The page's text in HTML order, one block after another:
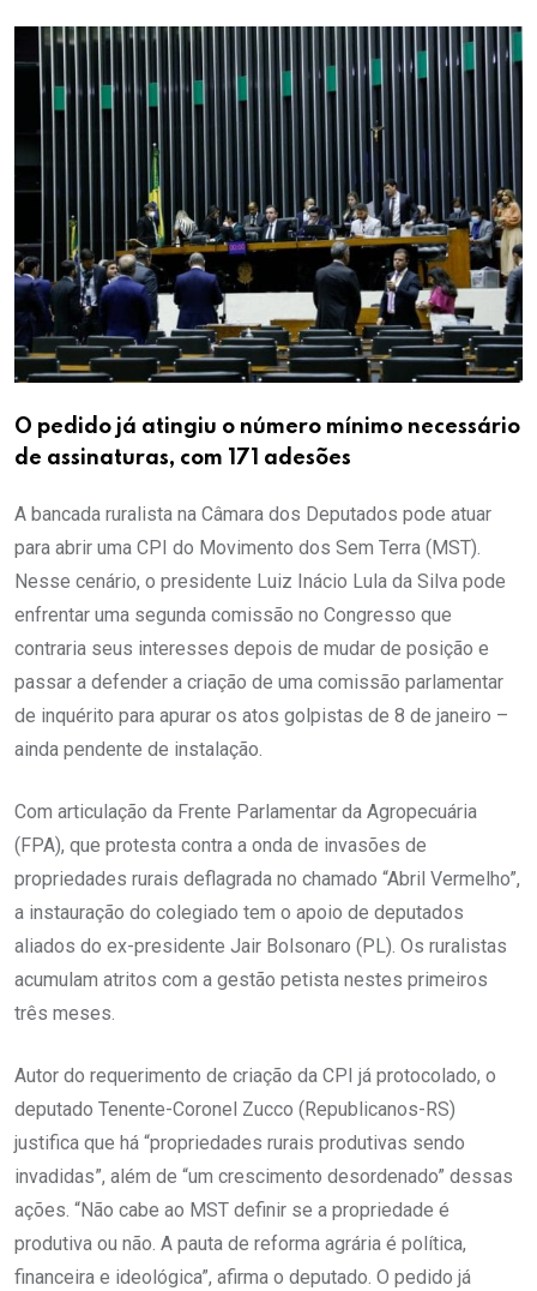
Email
O pedido já atingiu o número mínimo necessário
de assinaturas, com 171 adesões
A bancada ruralista na Câmara dos Deputados pode atuar
para abrir uma CPI do Movimento dos Sem Terra (MST).
Nesse cenário, o presidente Luiz Inácio Lula da Silva pode
enfrentar uma segunda comissão no Congresso que
contraria seus interesses depois de mudar de posição e
passar a defender a criação de uma comissão parlamentar
de inquérito para apurar os atos golpistas de 8 de janeiro –
ainda pendente de instalação.
Com articulação da Frente Parlamentar da Agropecuária
(FPA), que protesta contra a onda de invasões de
propriedades rurais deflagrada no chamado “Abril Vermelho”,
a instauração do colegiado tem o apoio de deputados
aliados do ex-presidente Jair Bolsonaro (PL). Os ruralistas
acumulam atritos com a gestão petista nestes primeiros
três meses.
Autor do requerimento de criação da CPI já protocolado, o
deputado Tenente-Coronel Zucco (Republicanos-RS)
justifica que há “propriedades rurais produtivas sendo
invadidas”, além de “um crescimento desordenado” dessas
ações. “Não cabe ao MST definir se a propriedade é
produtiva ou não. A pauta de reforma agrária é política,
financeira e ideológica”, afirma o deputado. O pedido já